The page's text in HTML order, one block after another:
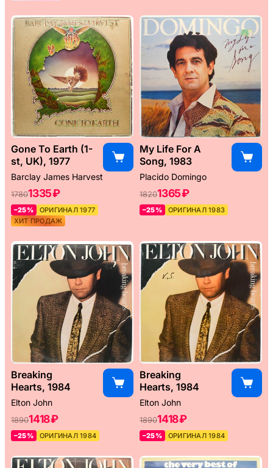
Gone To Earth (1-
st, UK), 1977
Barclay James Harvest
17801335 ₽
–25%
ОРИГИНАЛ 1977
ХИТ ПРОДАЖ
My Life For A
Song, 1983
Placido Domingo
18201365 ₽
–25% ОРИГИНАЛ 1983
Breaking
Hearts, 1984
Elton John
18901418 ₽
–25% ОРИГИНАЛ 1984
Breaking
Hearts, 1984
Elton John
18901418 ₽
–25% ОРИГИНАЛ 1984